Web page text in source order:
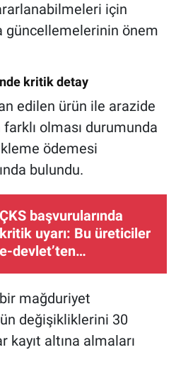
için
güncellemelerinin önem
kritik detay
edilen ürün ile arazide
olması durumunda
ödemesi
bulundu.
ÇKS başvurularında
kritik uyarı: Bu üreticiler
e-devlet’ten
mağduriyet
değişikliklerini 30
altına almaları